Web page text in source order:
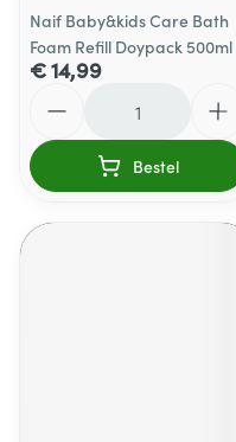
Naif Baby&kids Care Bath
Foam Refill Doypack 500ml
€ 14,99
Bestel